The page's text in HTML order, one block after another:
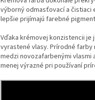
výborný odmasťovací a čistiaci
lepšie prijímajú farebné
Vďaka krémovej konzistencii
vyrastené vlasy. Prírodné
medzi novozafarbenými vlasmi
menej výrazné pri používaní